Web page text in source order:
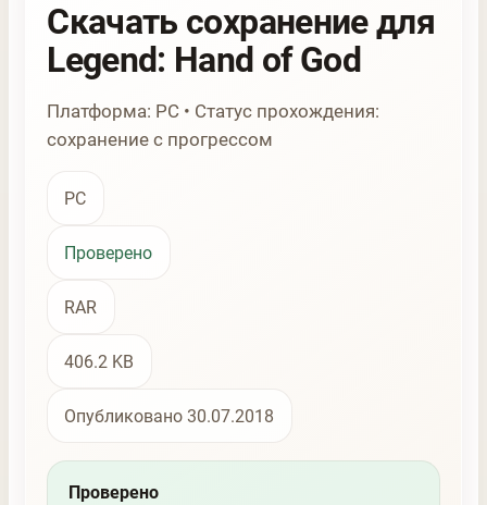
Скачать сохранение для
Legend: Hand of God
Платформа: PC • Статус прохождения:
сохранение с прогрессом
PC
Проверено
RAR
406.2 KB
Опубликовано 30.07.2018
Проверено